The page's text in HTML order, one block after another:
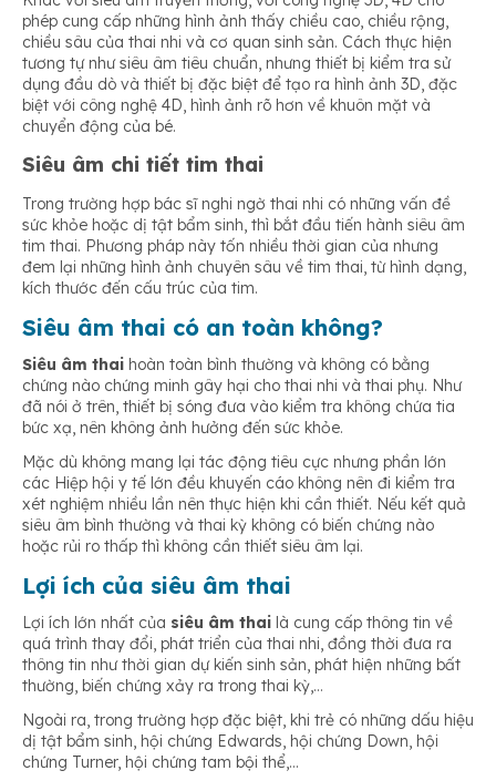
phép cung cấp những hình ảnh thấy chiều cao, chiều rộng,
chiều sâu của thai nhi và cơ quan sinh sản. Cách thực hiện
tương tự như siêu âm tiêu chuẩn, nhưng thiết bị kiểm tra sử
dụng đầu dò và thiết bị đặc biệt để tạo ra hình ảnh 3D, đặc
biệt với công nghệ 4D, hình ảnh rõ hơn về khuôn mặt và
chuyển động của bé.
Siêu âm chi tiết tim thai
Trong trường hợp bác sĩ nghi ngờ thai nhi có những vấn đề
sức khỏe hoặc dị tật bẩm sinh, thì bắt đầu tiến hành siêu âm
tim thai. Phương pháp này tốn nhiều thời gian của nhưng
đem lại những hình ảnh chuyên sâu về tim thai, từ hình dạng,
kích thước đến cấu trúc của tim.
Siêu âm thai có an toàn không?
Siêu âm thai hoàn toàn bình thường và không có bằng
chứng nào chứng minh gây hại cho thai nhi và thai phụ. Như
đã nói ở trên, thiết bị sóng đưa vào kiểm tra không chứa tia
bức xạ, nên không ảnh hưởng đến sức khỏe.
Mặc dù không mang lại tác động tiêu cực nhưng phần lớn
các Hiệp hội y tế lớn đều khuyến cáo không nên đi kiểm tra
xét nghiệm nhiều lần nên thực hiện khi cần thiết. Nếu kết quả
siêu âm bình thường và thai kỳ không có biến chứng nào
hoặc rủi ro thấp thì không cần thiết siêu âm lại.
Lợi ích của siêu âm thai
Lợi ích lớn nhất của siêu âm thai là cung cấp thông tin về
quá trình thay đổi, phát triển của thai nhi, đồng thời đưa ra
thông tin như thời gian dự kiến sinh sản, phát hiện những bất
thường, biến chứng xảy ra trong thai kỳ,…
Ngoài ra, trong trường hợp đặc biệt, khi trẻ có những dấu hiệu
dị tật bẩm sinh, hội chứng Edwards, hội chứng Down, hội
chứng Turner, hội chứng tam bội thể,…